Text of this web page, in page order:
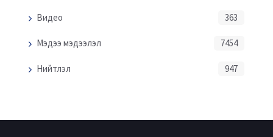
Видео 363
Мэдээ мэдээлэл 7454
Нийтлэл 947